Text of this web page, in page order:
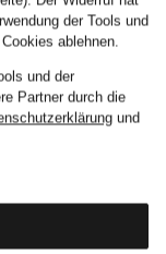
Hemd Slim Fit
89,95 €
der Tools und
ablehnen.
und der
Partner durch die
und